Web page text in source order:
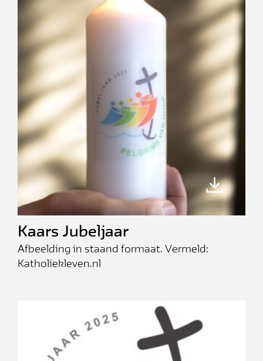
Kaars Jubeljaar
Afbeelding in staand formaat. Vermeld:
Katholiekleven.nl